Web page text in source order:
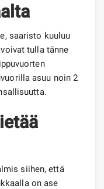
saaristo kuuluu
tulla tänne
asuu noin 2
siihen, että
on ase